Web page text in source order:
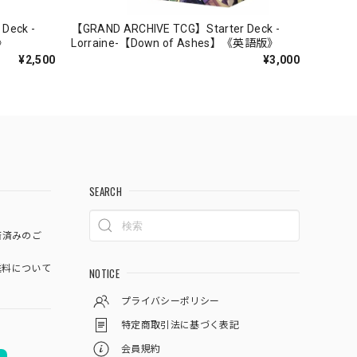
-
¥2,500
【GRAND ARCHIVE TCG】Starter Deck -
Lorraine-【Down of Ashes】《英語版》
¥3,000
みのご
について
SEARCH
NOTICE
プライバシーポリシー
特定商取引法に基づく表記
会員規約